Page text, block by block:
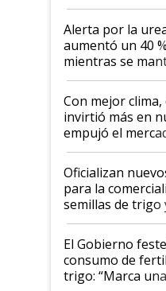
Alerta por la
aumentó un 40
mientras se
conflicto en
Con mejor
invirtió más en
empujó el
Oficializan
para la
semillas de trigo
granel
El Gobierno
consumo de
trigo: “Marca